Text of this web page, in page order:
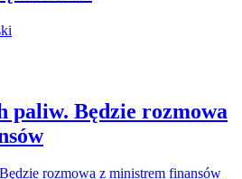
paliw. Będzie rozmowa